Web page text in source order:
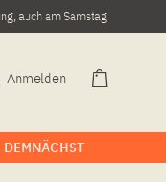
auch am Samstag
Anmelden
DEMNÄCHST